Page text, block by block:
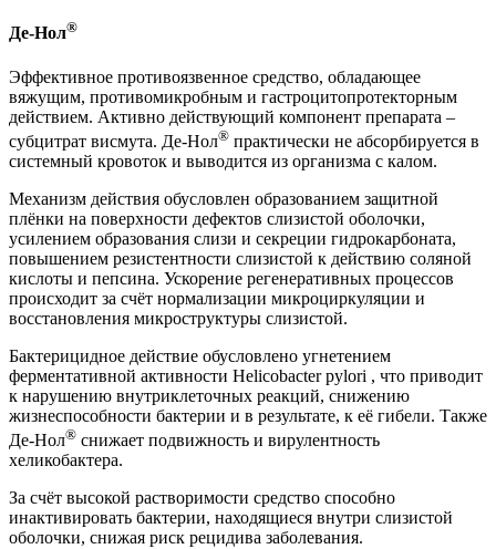
Де-Нол®
Эффективное противоязвенное средство, обладающее
вяжущим, противомикробным и гастроцитопротекторным
действием. Активно действующий компонент препарата –
субцитрат висмута. Де-Нол® практически не абсорбируется в
системный кровоток и выводится из организма с калом.
Механизм действия обусловлен образованием защитной
плёнки на поверхности дефектов слизистой оболочки,
усилением образования слизи и секреции гидрокарбоната,
повышением резистентности слизистой к действию соляной
кислоты и пепсина. Ускорение регенеративных процессов
происходит за счёт нормализации микроциркуляции и
восстановления микроструктуры слизистой.
Бактерицидное действие обусловлено угнетением
ферментативной активности Helicobacter pylori , что приводит
к нарушению внутриклеточных реакций, снижению
жизнеспособности бактерии и в результате, к её гибели. Также
Де-Нол® снижает подвижность и вирулентность
хеликобактера.
За счёт высокой растворимости средство способно
инактивировать бактерии, находящиеся внутри слизистой
оболочки, снижая риск рецидива заболевания.